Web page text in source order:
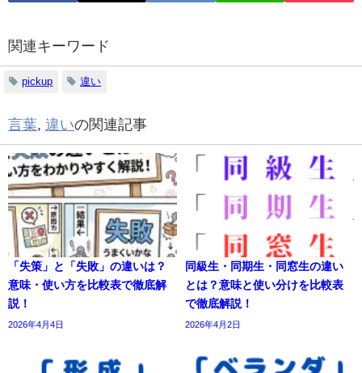
関連キーワード
pickup 違い
言葉, 違いの関連記事
「失策」と「失敗」の違いは？
意味・使い方を比較表で徹底解
説！
2026年4月4日
同級生・同期生・同窓生の違い
とは？意味と使い分けを比較表
で徹底解説！
2026年4月2日